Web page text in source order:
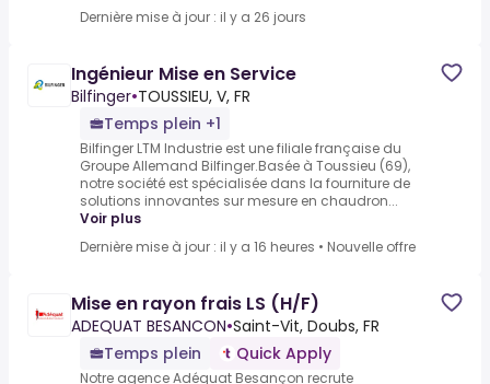
Dernière mise à jour : il y a 26 jours
Ingénieur Mise en Service
Bilfinger•TOUSSIEU, V, FR
Temps plein +1
Bilfinger LTM Industrie est une filiale française du
Groupe Allemand Bilfinger.Basée à Toussieu (69),
notre société est spécialisée dans la fourniture de
solutions innovantes sur mesure en chaudron...
Voir plus
Dernière mise à jour : il y a 16 heures • Nouvelle offre
Mise en rayon frais LS (H/F)
ADEQUAT BESANCON•Saint-Vit, Doubs, FR
Temps plein
Quick Apply
Notre agence Adéquat Besançon recrute